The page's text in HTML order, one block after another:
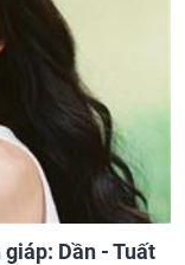
Dần - Tuất